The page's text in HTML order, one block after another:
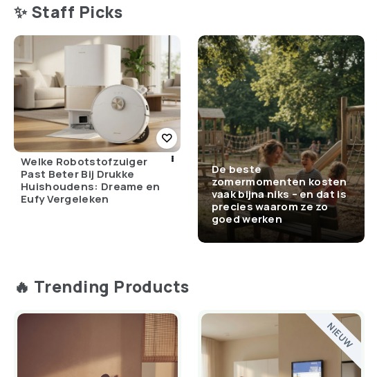
✨ Staff Picks
Welke Robotstofzuiger
Past Beter Bij Drukke
Huishoudens: Dreame en
Eufy Vergeleken
De beste
zomermomenten kosten
vaak bijna niks – en dat is
precies waarom ze zo
goed werken
🔥 Trending Products
NIEUW